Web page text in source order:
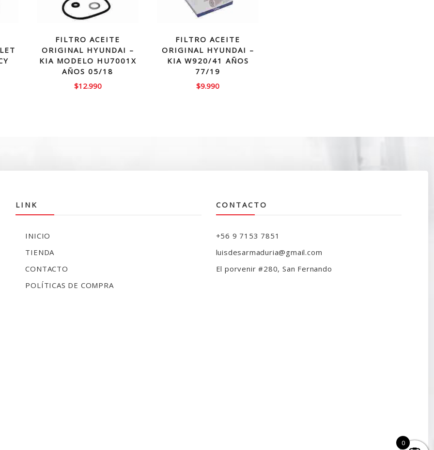
FILTRO ACEITE
ORIGINAL HYUNDAI –
KIA MODELO HU7001X
AÑOS 05/18
$12.990
FILTRO ACEITE
ORIGINAL HYUNDAI –
KIA W920/41 AÑOS
77/19
$9.990
LINK
INICIO
TIENDA
CONTACTO
POLÍTICAS DE COMPRA
CONTACTO
+56 9 7153 7851
luisdesarmaduria@gmail.com
El porvenir #280, San Fernando
0